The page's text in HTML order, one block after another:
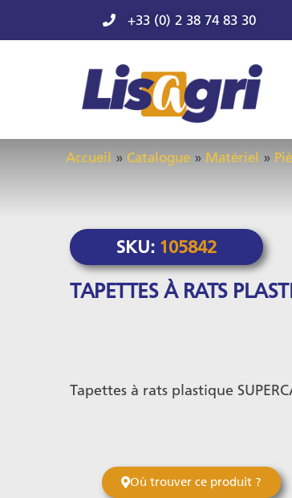
+33 (0) 2 38 74 83 30
Accueil » Catalogue » Matériel »
SKU: 105842
TAPETTES À RATS
Tapettes à rats plastique
Où trouver ce produit ?